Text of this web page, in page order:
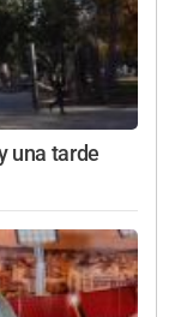
una tarde